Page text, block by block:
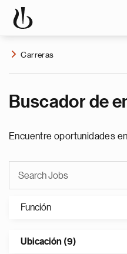
Carreras
Buscador de
Encuentre oportunidades
Función
Ubicación (9)